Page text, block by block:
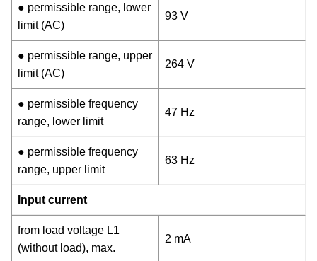
● permissible range, lower
limit (AC)
93 V
● permissible range, upper
limit (AC)
264 V
● permissible frequency
range, lower limit
47 Hz
● permissible frequency
range, upper limit
63 Hz
Input current
from load voltage L1
(without load), max.
2 mA